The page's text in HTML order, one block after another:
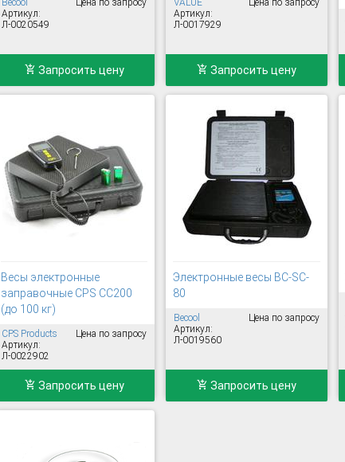
Becool
Артикул:
Л-0020549
Цена по запросу
Запросить цену
VALUE
Артикул:
Л-0017929
Цена по запросу
Запросить цену
Весы электронные
заправочные CPS CC200
(до 100 кг)
CPS Products
Артикул:
Л-0022902
Цена по запросу
Запросить цену
Электронные весы BC-SC-
80
Becool
Артикул:
Л-0019560
Цена по запросу
Запросить цену